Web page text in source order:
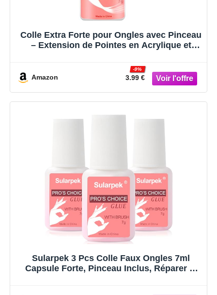
Colle Extra Forte pour Ongles avec Pinceau
– Extension de Pointes en Acrylique et
Amazon 3.99 €
-9%
Sularpek 3 Pcs Colle Faux Ongles 7ml
Capsule Forte, Pinceau Inclus, Réparer et